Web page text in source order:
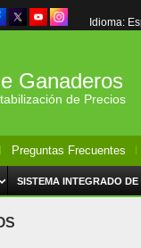
Idioma:
Ganaderos
de Precios
Preguntas Frecuentes
SISTEMA INTEGRADO DE